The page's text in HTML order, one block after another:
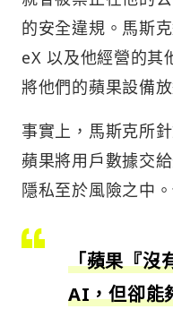
的安全違規。馬斯
eX 以及他經營的其
將他們的蘋果設備
事實上，馬斯克所
蘋果將用戶數據交
隱私至於風險之中
「蘋果『沒
AI，但卻能